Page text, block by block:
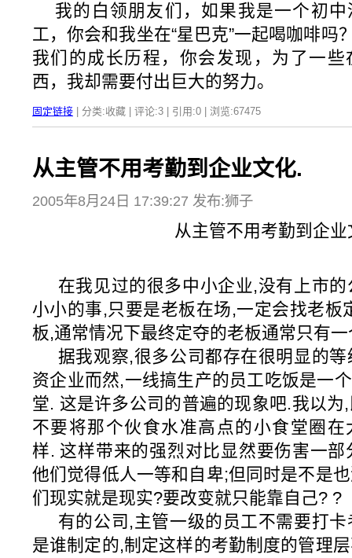
我的白领朋友们，如果我是一个初中
工，你会和我坐在“星巴克”一起喝咖啡吗
我们的成长历程，你会发现，为了一
西，我却需要付出巨大的努力。
固定链接 | 分类:收藏 | 评论:3 | 引用:0 | 浏览:67475
从主管不用考勤到企业文化.
2005年8月24日 17:39:27 发布:狮子
从主管不用考勤到企业
在我见过的很多中小企业,没有上市的
小小的事,只要是老板在场,一定会找老板
板,通常情况下最终定夺的老板通常只有
据我观察,很多公司都存在很明显的等
资企业而然,一线搞生产的员工吃饭是一
堂. 这是许多公司的普遍的现象吧.我以
不要将那个伙食水准高点的小食堂圈
样. 这样带来的强烈对比显然要伤害一
他们觉得低人一等和自卑;但同时是不是
们现实就是现实?要改变就只能靠自己? ?
有的公司,主管一级的员工不需要打卡
是谁制定的,制定这样的考勤制度的管理